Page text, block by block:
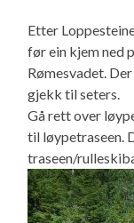
Etter
før ein kjem ned
Rømesvadet.
gjekk til seters.
Gå rett over
til løypetraseen.
traseen/